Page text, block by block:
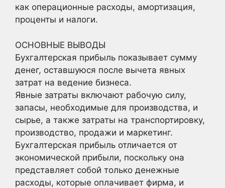
как операционные расходы, амортизация,
проценты и налоги.
ОСНОВНЫЕ ВЫВОДЫ
Бухгалтерская прибыль показывает сумму
денег, оставшуюся после вычета явных
затрат на ведение бизнеса.
Явные затраты включают рабочую силу,
запасы, необходимые для производства, и
сырье, а также затраты на транспортировку,
производство, продажи и маркетинг.
Бухгалтерская прибыль отличается от
экономической прибыли, поскольку она
представляет собой только денежные
расходы, которые оплачивает фирма, и